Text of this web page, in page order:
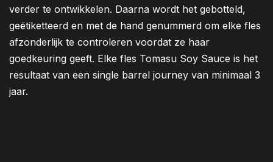
verder te ontwikkelen. Daarna wordt het gebotteld,
geëtiketteerd en met de hand genummerd om elke fles
afzonderlijk te controleren voordat ze haar
goedkeuring geeft. Elke fles Tomasu Soy Sauce is het
resultaat van een single barrel journey van minimaal 3
jaar.